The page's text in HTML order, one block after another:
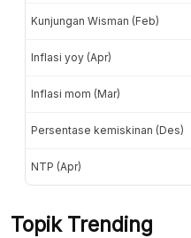
Kunjungan Wisman (Feb)
Inflasi yoy (Apr)
Inflasi mom (Mar)
Persentase kemiskinan (Des)
NTP (Apr)
Topik Trending